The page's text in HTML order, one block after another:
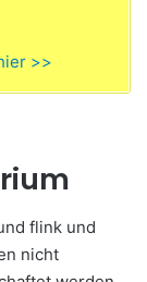
>>
flink und
nicht